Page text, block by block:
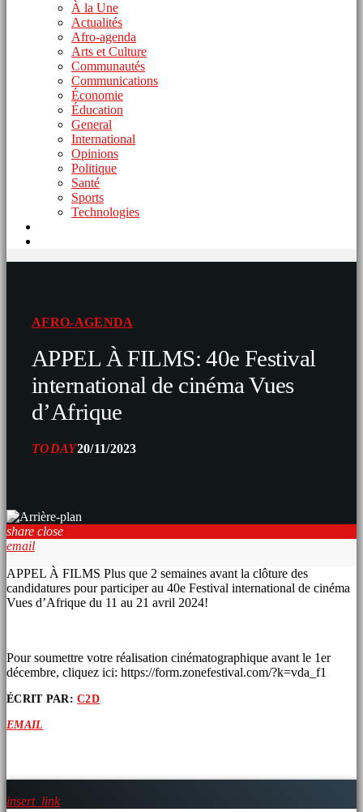
À la Une
Actualités
Afro-agenda
Arts et Culture
Communautés
Communications
Économie
Éducation
General
International
Opinions
Politique
Santé
Sports
Technologies
AFRO-AGENDA
APPEL À FILMS: 40e Festival
international de cinéma Vues
d’Afrique
TODAY20/11/2023
share close
email
APPEL À FILMS Plus que 2 semaines avant la clôture des
candidatures pour participer au 40e Festival international de cinéma
Vues d’Afrique du 11 au 21 avril 2024!
Pour soumettre votre réalisation cinématographique avant le 1er
décembre, cliquez ici: https://form.zonefestival.com/?k=vda_f1
ÉCRIT PAR:C2D
EMAIL
insert_link